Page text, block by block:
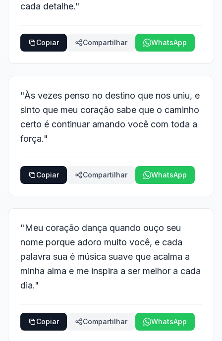
cada detalhe."
Copiar Compartilhar WhatsApp
"Às vezes penso no destino que nos uniu, e
sinto que meu coração sabe que o caminho
certo é continuar amando você com toda a
força."
Copiar Compartilhar WhatsApp
"Meu coração dança quando ouço seu
nome porque adoro muito você, e cada
palavra sua é música suave que acalma a
minha alma e me inspira a ser melhor a cada
dia."
Copiar Compartilhar WhatsApp